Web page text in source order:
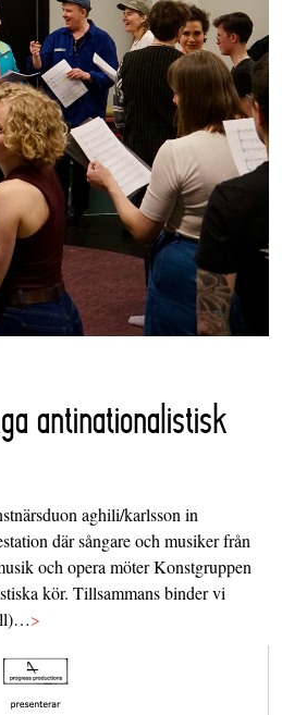
antinationalistisk
aghili/karlsson in
där sångare och musiker från
och opera möter Konstgruppen
kör. Tillsammans binder vi
>